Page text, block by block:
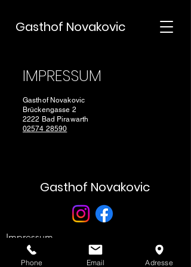
Gasthof Novakovic
IMPRESSUM
Gasthof Novakovic
Brückengasse 2
2222 Bad Pirawarth
02574 28590
Gasthof Novakovic
Impressum
Datenschutz
Phone Email Adresse